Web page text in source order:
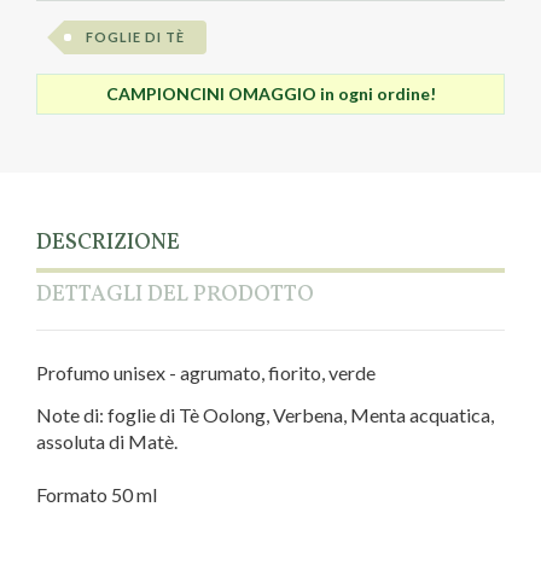
FOGLIE DI TÈ
CAMPIONCINI OMAGGIO in ogni ordine!
DESCRIZIONE
DETTAGLI DEL PRODOTTO
Profumo unisex - agrumato, fiorito, verde
Note di: foglie di Tè Oolong, Verbena, Menta acquatica,
assoluta di Matè.
Formato 50 ml